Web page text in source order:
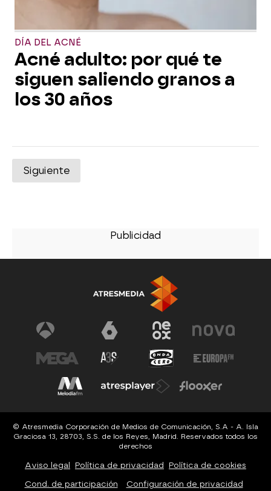
DÍA DEL ACNÉ
Acné adulto: por qué te
siguen saliendo granos a
los 30 años
Siguiente
© Atresmedia Corporación de Medios de Comunicación, S.A - A. Isla
Graciosa 13, 28703, S.S. de los Reyes, Madrid. Reservados todos los
derechos
Aviso legal Política de privacidad Política de cookies
Cond. de participación Configuración de privacidad